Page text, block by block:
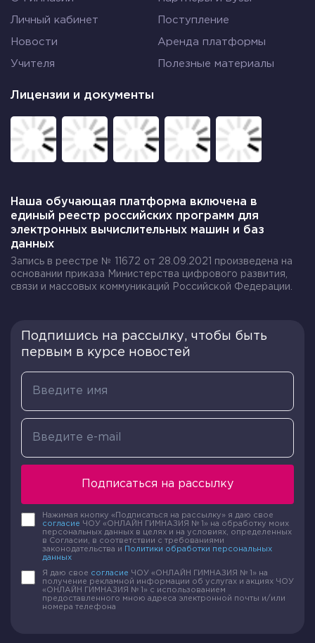
Личный кабинет Поступление
Новости Аренда платформы
Учителя Полезные материалы
Лицензии и документы
Наша обучающая платформа включена в
единый реестр российских программ для
электронных вычислительных машин и баз
данных
Запись в реестре № 11672 от 28.09.2021 произведена на
основании приказа Министерства цифрового развития,
связи и массовых коммуникаций Российской Федерации.
Подпишись на рассылку, чтобы быть
первым в курсе новостей
Подписаться на рассылку
Нажимая кнопку «Подписаться на рассылку» я даю свое
согласие ЧОУ «ОНЛАЙН ГИМНАЗИЯ № 1» на обработку моих
персональных данных в целях и на условиях, определенных
в Согласии, в соответствии с требованиями
законодательства и
Политики обработки персональных
данных
Я даю свое согласие ЧОУ «ОНЛАЙН ГИМНАЗИЯ № 1» на
получение рекламной информации об услугах и акциях ЧОУ
«ОНЛАЙН ГИМНАЗИЯ № 1» с использованием
предоставленного мною адреса электронной почты и/или
номера телефона